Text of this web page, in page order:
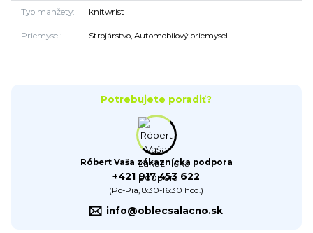
Typ manžety knitwrist
Priemysel Strojárstvo, Automobilový priemysel
Potrebujete poradiť?
Róbert Vaša zákaznícka podpora
+421 917 453 622
(Po-Pia, 8:30-16:30 hod.)
info@oblecsalacno.sk